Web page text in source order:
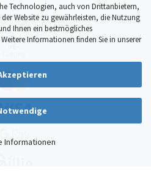
Technologien, auch von Drittanbietern,
Website zu gewährleisten, die Nutzung
Ihnen ein bestmögliches
Informationen finden Sie in unserer
Informationen